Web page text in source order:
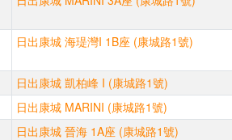
日出康城 海瑅灣I 1B座 (康城路1號)
日出康城 凱柏峰 I (康城路1號)
日出康城 MARINI (康城路1號)
日出康城 晉海 1A座 (康城路1號)